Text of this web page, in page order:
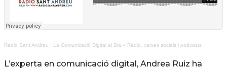
Radio Sant Andreu · La Comunicació Digital al Dia – Ràdio, xarxes socials i podcasts
L’experta en comunicació digital, Andrea Ruiz ha